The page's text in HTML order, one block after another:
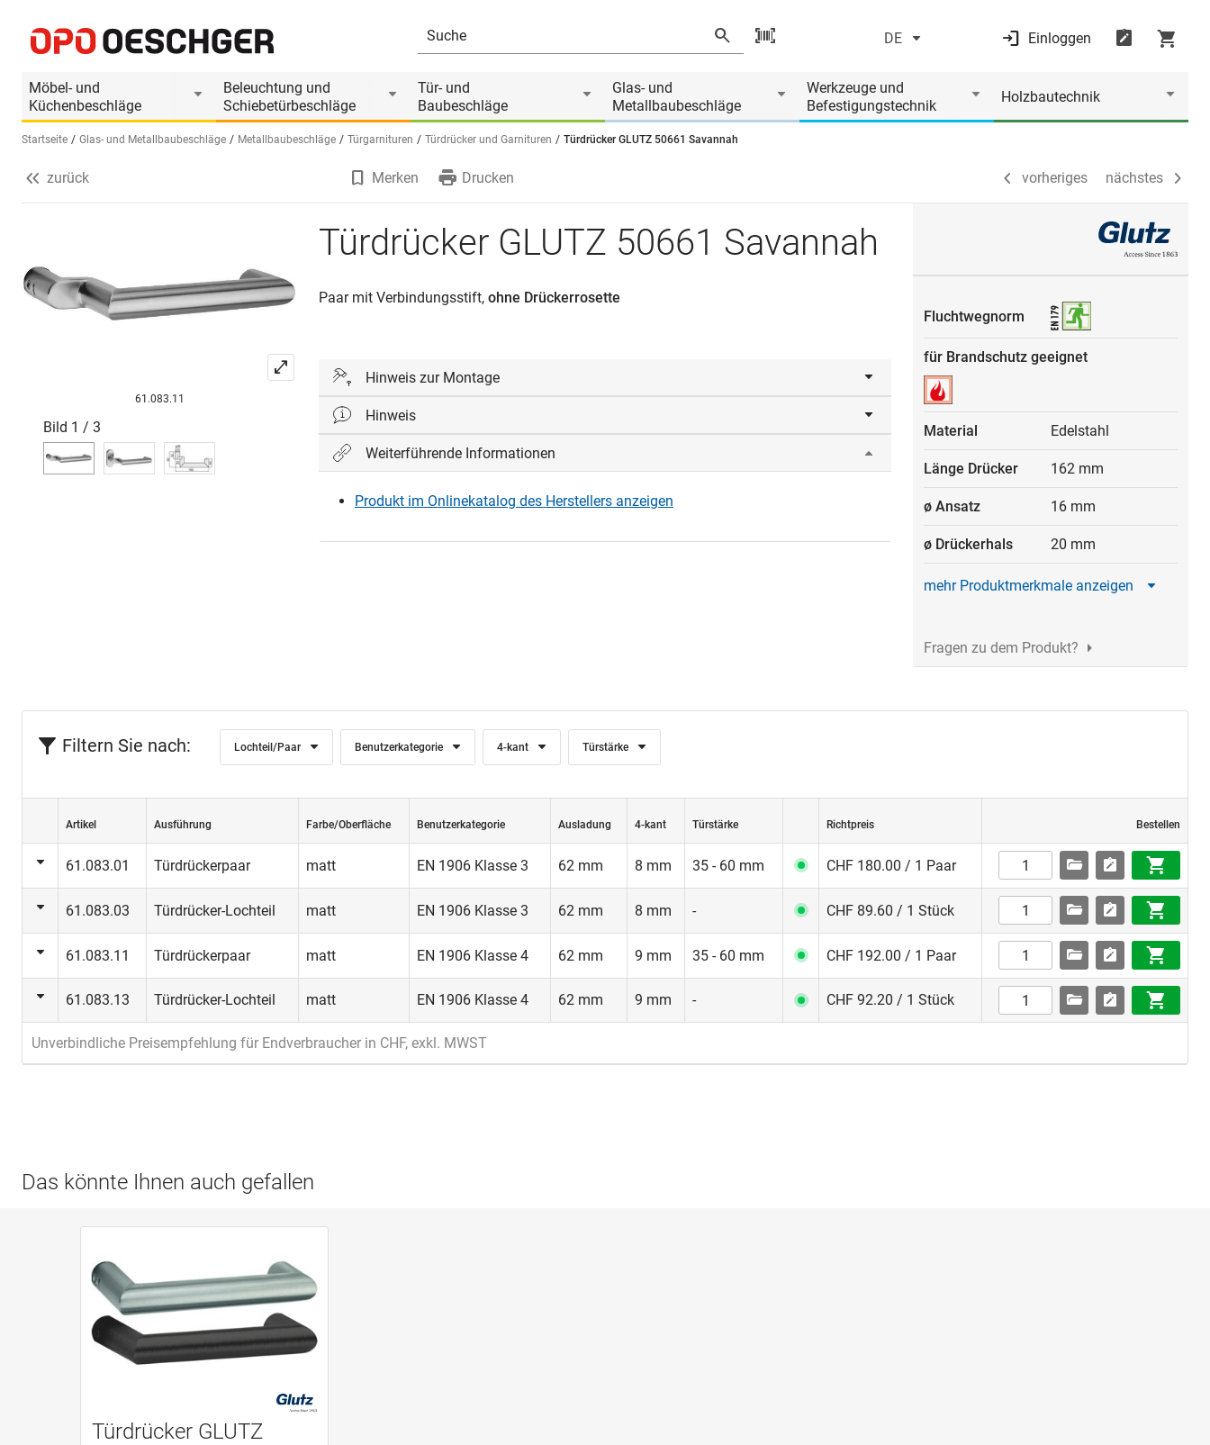
DE Einloggen
Möbel- und
Küchenbeschläge
Beleuchtung und
Schiebetürbeschläge
Tür- und
Baubeschläge
Glas- und
Metallbaubeschläge
Werkzeuge und
Befestigungstechnik
Holzbautechnik
Sprache wählen (DE)
Startseite Glas- und Metallbaubeschläge Metallbaubeschläge Türgarnituren Türdrücker und Garnituren Türdrücker GLUTZ 50661 Savannah
Produktinformationen
Passendes Zubehör Produkt ist Zubehör von vorheriges nächstes
zurück Merken Drucken vorheriges nächstes
61.083.11
Bild 1 / 3
Türdrücker GLUTZ 50661 Savannah
Paar mit Verbindungsstift, ohne Drückerrosette
Hinweis zur Montage
Drücker mit 4-kant 9 mm - einsetzbar als Fluchtweg-Türdrücker nach EN 179
Hinweis
Die angegebene Türstärke basiert in Kombination mit 2 mm dicken Schilder/Rosetten.
Weiterführende Informationen
Produkt im Onlinekatalog des Herstellers anzeigen
Fluchtwegnorm
für Brandschutz geeignet
Material Edelstahl
Länge Drücker 162 mm
ø Ansatz 16 mm
ø Drückerhals 20 mm
mehr Produktmerkmale anzeigen
Fragen zu dem Produkt?
Filtern Sie nach: Lochteil/Paar Benutzerkategorie 4-kant Türstärke
Artikel Ausführung Farbe/Oberfläche Benutzerkategorie Ausladung 4-kant Türstärke Richtpreis Bestellen
61.083.01 Türdrückerpaar matt EN 1906 Klasse 3 62 mm 8 mm 35 - 60 mm CHF 180.00 / 1 Paar
61.083.03 Türdrücker-Lochteil matt EN 1906 Klasse 3 62 mm 8 mm - CHF 89.60 / 1 Stück
61.083.11 Türdrückerpaar matt EN 1906 Klasse 4 62 mm 9 mm 35 - 60 mm CHF 192.00 / 1 Paar
61.083.13 Türdrücker-Lochteil matt EN 1906 Klasse 4 62 mm 9 mm - CHF 92.20 / 1 Stück
Unverbindliche Preisempfehlung für Endverbraucher in CHF, exkl. MWST
Das könnte Ihnen auch gefallen
Türdrücker GLUTZ